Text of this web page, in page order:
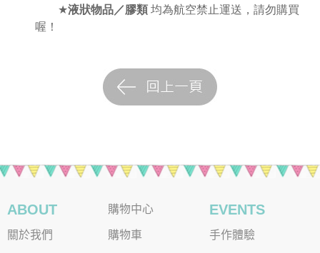
★液狀物品／膠類均為航空禁止運送，請勿購買
喔！
ABOUT
關於我們
購物中心
購物車
EVENTS
手作體驗